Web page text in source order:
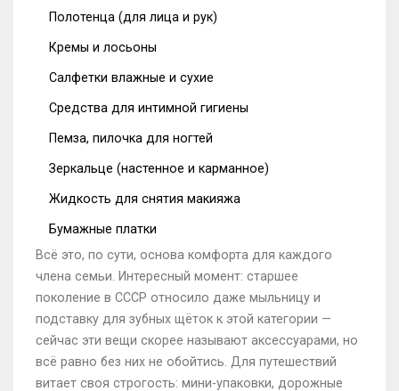
Полотенца (для лица и рук)
Кремы и лосьоны
Салфетки влажные и сухие
Средства для интимной гигиены
Пемза, пилочка для ногтей
Зеркальце (настенное и карманное)
Жидкость для снятия макияжа
Бумажные платки
Всё это, по сути, основа комфорта для каждого
члена семьи. Интересный момент: старшее
поколение в СССР относило даже мыльницу и
подставку для зубных щёток к этой категории —
сейчас эти вещи скорее называют аксессуарами, но
всё равно без них не обойтись. Для путешествий
витает своя строгость: мини-упаковки, дорожные